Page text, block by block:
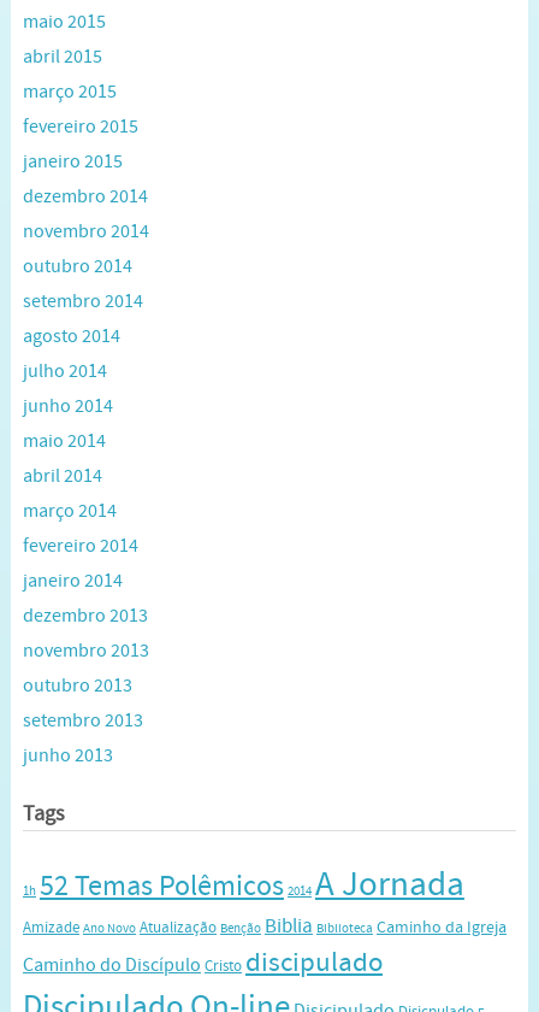
maio 2015
abril 2015
março 2015
fevereiro 2015
janeiro 2015
dezembro 2014
novembro 2014
outubro 2014
setembro 2014
agosto 2014
julho 2014
junho 2014
maio 2014
abril 2014
março 2014
fevereiro 2014
janeiro 2014
dezembro 2013
novembro 2013
outubro 2013
setembro 2013
junho 2013
Tags
1h 52 Temas Polêmicos 2014 A Jornada
Amizade Ano Novo Atualização Benção Biblia Biblioteca Caminho da Igreja
Caminho do Discípulo Cristo discipulado